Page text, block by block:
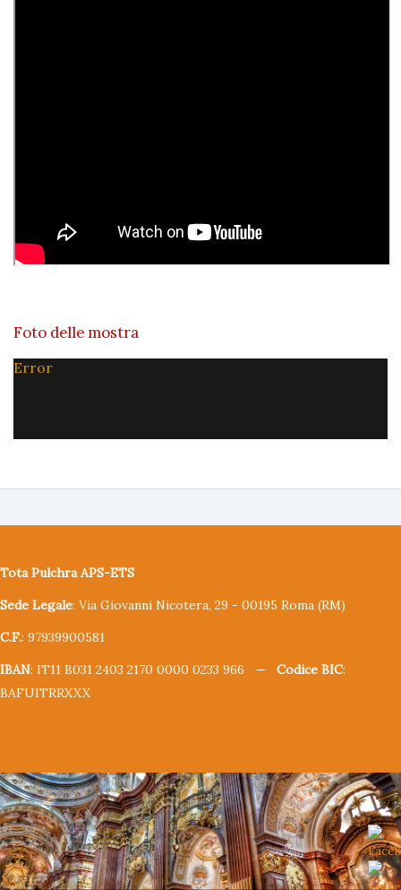
Foto delle mostra
Error
Tota Pulchra APS-ETS
Sede Legale: Via Giovanni Nicotera, 29 - 00195 Roma (RM)
C.F.: 97939900581
IBAN: IT11 B031 2403 2170 0000 0233 966 — Codice BIC:
BAFUITRRXXX